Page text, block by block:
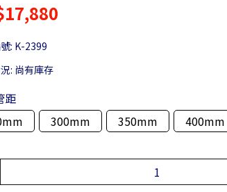
: K-2399
: 尚有庫存
距
300mm 350mm 400mm